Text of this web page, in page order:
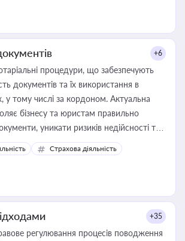
діяльності
+6
процедури, що забезпечують
документів та їх використання в
у тому числі за кордоном. Актуальна
бізнесу та юристам правильно
уникати ризиків недійсності та
належне прийняття органами влади та
Страхова діяльність
+35
регулювання процесів поводження